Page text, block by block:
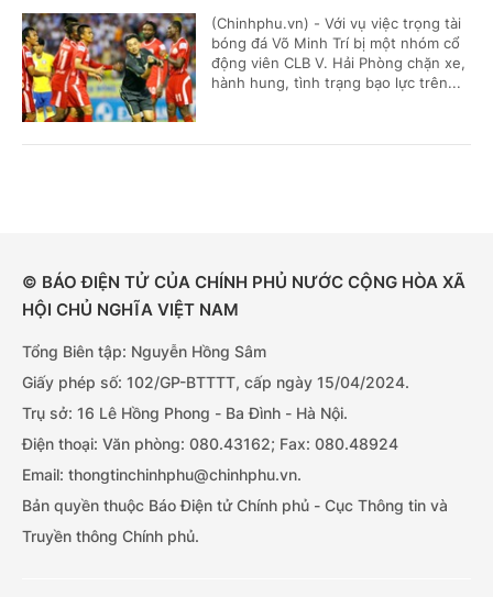
(Chinhphu.vn) - Với vụ việc trọng tài
bóng đá Võ Minh Trí bị một nhóm cổ
động viên CLB V. Hải Phòng chặn xe,
hành hung, tình trạng bạo lực trên...
© BÁO ĐIỆN TỬ CỦA CHÍNH PHỦ NƯỚC CỘNG HÒA XÃ
HỘI CHỦ NGHĨA VIỆT NAM
Tổng Biên tập: Nguyễn Hồng Sâm
Giấy phép số: 102/GP-BTTTT, cấp ngày 15/04/2024.
Trụ sở: 16 Lê Hồng Phong - Ba Đình - Hà Nội.
Điện thoại: Văn phòng: 080.43162; Fax: 080.48924
Email: thongtinchinhphu@chinhphu.vn.
Bản quyền thuộc Báo Điện tử Chính phủ - Cục Thông tin và
Truyền thông Chính phủ.